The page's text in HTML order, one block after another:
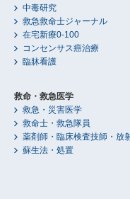
中毒研究
救急救命士ジャーナル
在宅新療0-100
コンセンサス癌治療
臨牀看護
救命・救急医学
救急・災害医学
救命士・救急隊員
薬剤師・臨床検査技師・放
蘇生法・処置